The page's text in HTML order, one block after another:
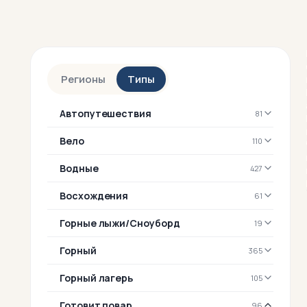
Регионы Типы
Автопутешествия 81
Вело 110
Водные 427
Восхождения 61
Горные лыжи/Сноуборд 19
Горный 365
Горный лагерь 105